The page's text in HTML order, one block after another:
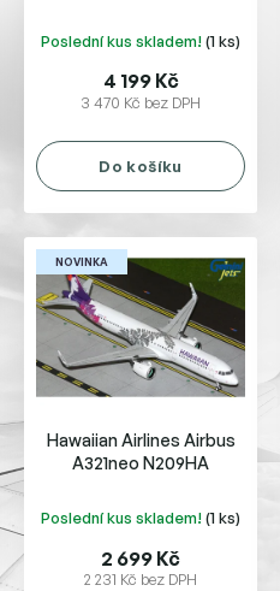
Poslední kus skladem! (1 ks)
3 470 Kč bez DPH
4 199 Kč
Do košíku
NOVINKA
Hawaiian Airlines Airbus
A321neo N209HA
Poslední kus skladem! (1 ks)
2 231 Kč bez DPH
2 699 Kč